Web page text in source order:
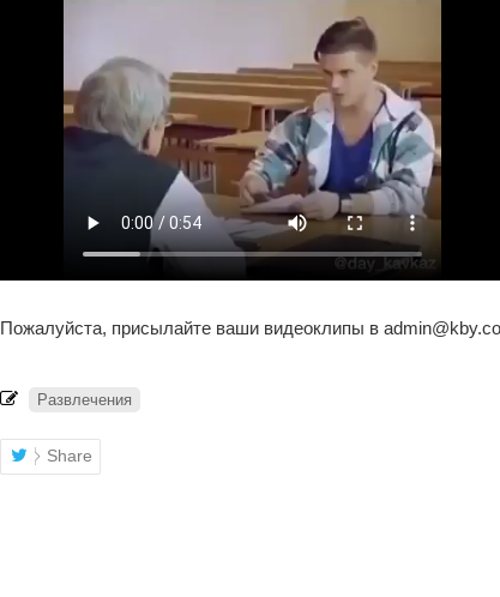
Пожалуйста, присылайте ваши видеоклипы в
Развлечения
Share